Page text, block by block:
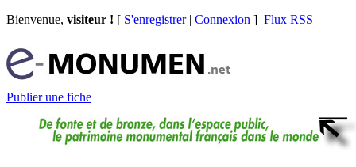
Bienvenue, visiteur ! [ S'enregistrer| Connexion ] Flux RSS
Publier une fiche